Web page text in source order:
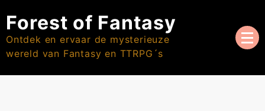
content
Forest of Fantasy
Ontdek en ervaar de mysterieuze
wereld van Fantasy en TTRPG´s